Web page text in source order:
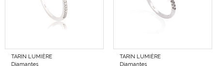
Diamantes
1.390,00€
Diamantes
2.100,00€